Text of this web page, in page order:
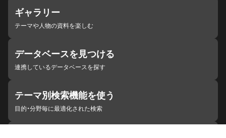
ギャラリー
テーマや人物の資料を楽しむ
データベースを見つける
連携しているデータベースを探す
テーマ別検索機能を使う
目的・分野毎に最適化された検索